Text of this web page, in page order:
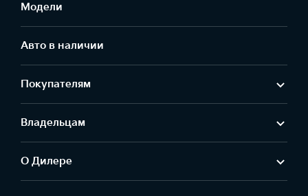
Модели
Авто в наличии
Покупателям
Владельцам
О Дилере